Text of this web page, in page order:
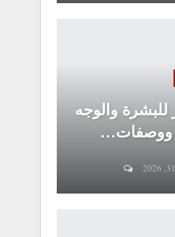
للبشرة والوجه